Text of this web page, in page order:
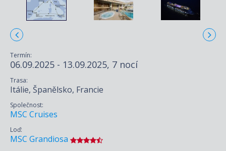
Termín:
06.09.2025 - 13.09.2025, 7 nocí
Trasa:
Itálie, Španělsko, Francie
Společnost:
MSC Cruises
Loď:
MSC Grandiosa